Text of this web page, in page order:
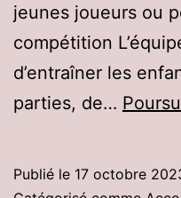
jeunes joueurs ou
compétition
d’entraîner les
parties, de…
Publié le 17 octobre